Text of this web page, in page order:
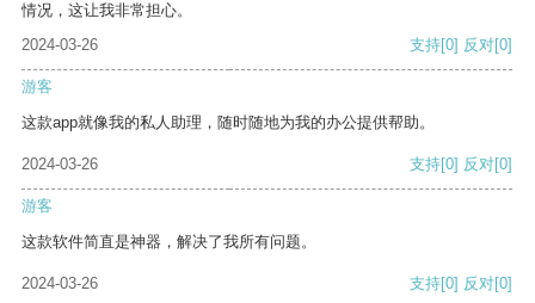
情况，这让我非常担心。
2024-03-26
支持[0] 反对[0]
游客
这款app就像我的私人助理，随时随地为我的办公提供帮助。
2024-03-26 支持[0] 反对[0]
游客
这款软件简直是神器，解决了我所有问题。
2024-03-26 支持[0] 反对[0]